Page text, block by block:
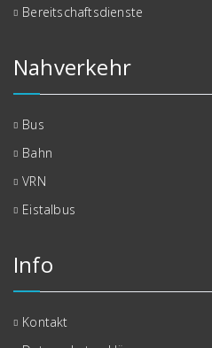
Bereitschaftsdienste
Nahverkehr
Bus
Bahn
VRN
Eistalbus
Info
Kontakt